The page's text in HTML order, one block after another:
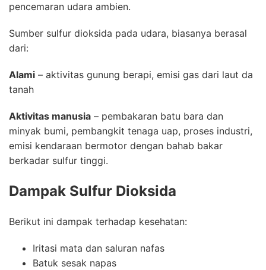
pencemaran udara ambien.
Sumber sulfur dioksida pada udara, biasanya berasal
dari:
Alami – aktivitas gunung berapi, emisi gas dari laut da
tanah
Aktivitas manusia – pembakaran batu bara dan
minyak bumi, pembangkit tenaga uap, proses industri,
emisi kendaraan bermotor dengan bahab bakar
berkadar sulfur tinggi.
Dampak Sulfur Dioksida
Berikut ini dampak terhadap kesehatan:
Iritasi mata dan saluran nafas
Batuk sesak napas